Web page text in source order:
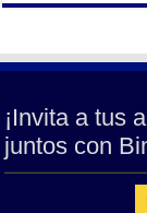
¡Invita a tus
juntos con